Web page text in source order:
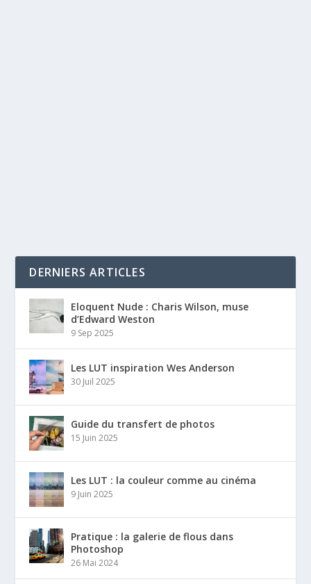
DERNIERS ARTICLES
Eloquent Nude : Charis Wilson, muse
d’Edward Weston
9 Sep 2025
Les LUT inspiration Wes Anderson
30 Juil 2025
Guide du transfert de photos
15 Juin 2025
Les LUT : la couleur comme au cinéma
9 Juin 2025
Pratique : la galerie de flous dans
Photoshop
26 Mai 2024